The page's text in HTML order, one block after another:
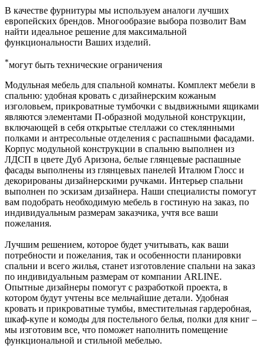
В качестве фурнитуры мы используем аналоги лучших
европейских брендов. Многообразие выбора позволит Вам
найти идеальное решение для максимальной
функциональности Ваших изделий.
*могут быть технические ограничения
Модульная мебель для спальной комнаты. Комплект мебели в
спальню: удобная кровать с дизайнерским кожаным
изголовьем, прикроватные тумбочки с выдвижными ящиками
являются элементами П-образной модульной конструкции,
включающей в себя открытые стеллажи со стеклянными
полками и антресольные отделения с распашными фасадами.
Корпус модульной конструкции в спальню выполнен из
ЛДСП в цвете Дуб Аризона, белые глянцевые распашные
фасады выполнены из глянцевых панелей Италюм Глосс и
декорированы дизайнерскими ручками. Интерьер спальни
выполнен по эскизам дизайнера. Наши специалисты помогут
вам подобрать необходимую мебель в гостиную на заказ, по
индивидуальным размерам заказчика, учтя все ваши
пожелания.
Лучшим решением, которое будет учитывать, как ваши
потребности и пожелания, так и особенности планировки
спальни и всего жилья, станет изготовление спальни на заказ
по индивидуальным размерам от компании ARLINE.
Опытные дизайнеры помогут с разработкой проекта, в
котором будут учтены все мельчайшие детали. Удобная
кровать и прикроватные тумбы, вместительная гардеробная,
шкаф-купе и комоды для постельного белья, полки для книг –
мы изготовим все, что поможет наполнить помещение
функциональной и стильной мебелью.